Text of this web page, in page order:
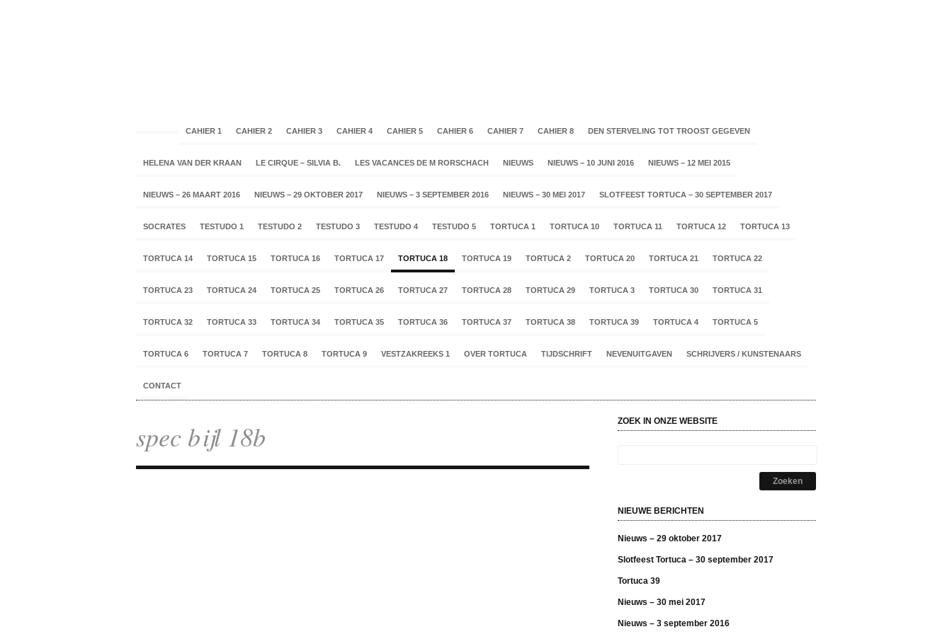
CAHIER 1 CAHIER 2 CAHIER 3 CAHIER 4 CAHIER 5 CAHIER 6 CAHIER 7 CAHIER 8 DEN STERVELING TOT TROOST GEGEVEN
HELENA VAN DER KRAAN LE CIRQUE – SILVIA B. LES VACANCES DE M RORSCHACH NIEUWS NIEUWS – 10 JUNI 2016 NIEUWS – 12 MEI 2015
NIEUWS – 26 MAART 2016 NIEUWS – 29 OKTOBER 2017 NIEUWS – 3 SEPTEMBER 2016 NIEUWS – 30 MEI 2017 SLOTFEEST TORTUCA – 30 SEPTEMBER 2017
SOCRATES TESTUDO 1 TESTUDO 2 TESTUDO 3 TESTUDO 4 TESTUDO 5 TORTUCA 1 TORTUCA 10 TORTUCA 11 TORTUCA 12 TORTUCA 13
TORTUCA 14 TORTUCA 15 TORTUCA 16 TORTUCA 17 TORTUCA 18 TORTUCA 19 TORTUCA 2 TORTUCA 20 TORTUCA 21 TORTUCA 22
TORTUCA 23 TORTUCA 24 TORTUCA 25 TORTUCA 26 TORTUCA 27 TORTUCA 28 TORTUCA 29 TORTUCA 3 TORTUCA 30 TORTUCA 31
TORTUCA 32 TORTUCA 33 TORTUCA 34 TORTUCA 35 TORTUCA 36 TORTUCA 37 TORTUCA 38 TORTUCA 39 TORTUCA 4 TORTUCA 5
TORTUCA 6 TORTUCA 7 TORTUCA 8 TORTUCA 9 VESTZAKREEKS 1 OVER TORTUCA TIJDSCHRIFT NEVENUITGAVEN SCHRIJVERS / KUNSTENAARS
CONTACT
spec bijl 18b ZOEK IN ONZE WEBSITE
NIEUWE BERICHTEN
Nieuws – 29 oktober 2017
Slotfeest Tortuca – 30 september 2017
Tortuca 39
Nieuws – 30 mei 2017
Nieuws – 3 september 2016